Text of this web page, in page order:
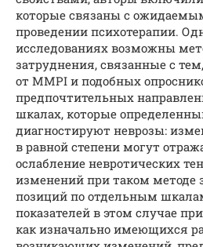
которые связаны с
проведении психотерапии.
исследованиях возможны
затруднения, связанные с
от MMPI и подобных
предпочтительных
шкалах, которые
диагностируют неврозы:
в равной степени могут
ослабление невротических
изменений при таком методе
позиций по отдельным
показателей в этом случае
как изначально имеющихся